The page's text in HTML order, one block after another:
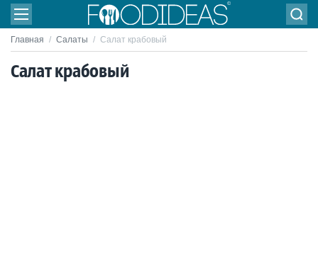
Главная / Салаты / Салат крабовый
Салат крабовый